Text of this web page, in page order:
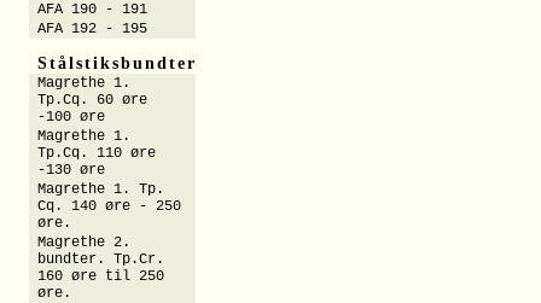
AFA 190 - 191
AFA 192 - 195
Stålstiksbundter
Magrethe 1.
Tp.Cq. 60 øre
-100 øre
Magrethe 1.
Tp.Cq. 110 øre
-130 øre
Magrethe 1. Tp.
Cq. 140 øre - 250
øre.
Magrethe 2.
bundter. Tp.Cr.
160 øre til 250
øre.